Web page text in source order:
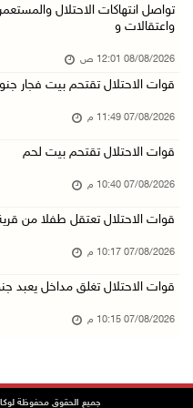
نادي الأسير: تجديد أمرَ منع
مستعمرون يهاجمون قرية أبو
07/آب/2026 08:08 م
مستعمرون يهاجمون مساكن
07/آب/2026 07:09 م
بعد تجديد منع زيارات
(محدث) نابلس: إصابة مواطن
07/آب/2026 06:04 م
تواصل انتهاكات الاحتلال
واعتقالات و
08/08/2026 12:01 ص
قوات الاحتلال تقتحم بيت فجار
07/08/2026 11:49 م
قوات الاحتلال تقتحم بيت لحم
07/08/2026 10:40 م
قوات الاحتلال تعتقل طفلا من
07/08/2026 10:17 م
قوات الاحتلال تغلق مداخل يعبد
07/08/2026 10:15 م
جميع الحقوق محفوظة